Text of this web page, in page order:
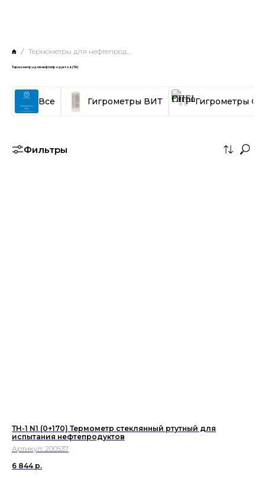
Термометры для нефтепродуктов (ТН)
Термометры для нефтепродуктов (ТН)
Все Гигрометры ВИТ Гигрометры
Фильтры
ТН-1 N1 (0+170) Термометр стеклянный ртутный для
испытания нефтепродуктов
Артикул: 200537
6 844 р.